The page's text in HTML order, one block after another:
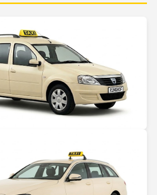
Großraumtaxi
Platz für Gruppen & viel Gepäck